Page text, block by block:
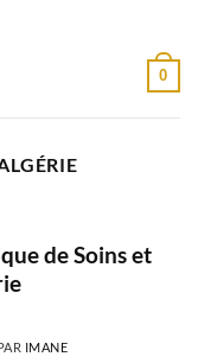
0
de Soins et
IMANE